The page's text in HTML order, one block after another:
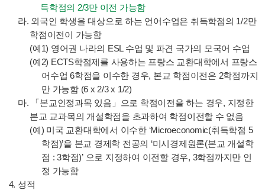
득학점의 2/3만 이전 가능함
라. 외국인 학생을 대상으로 하는 언어수업은 취득학점의 1/2만
학점이전이 가능함
(예1) 영어권 나라의 ESL 수업 및 파견 국가의 모국어 수업
(예2) ECTS학점제를 사용하는 프랑스 교환대학에서 프랑스
어수업 6학점을 이수한 경우, 본교 학점이전은 2학점까지
만 가능함 (6 x 2/3 x 1/2)
마. 「본교인정과목 있음」으로 학점이전을 하는 경우, 지정한
본교 교과목의 개설학점을 초과하여 학점이전할 수 없음
(예) 미국 교환대학에서 이수한 ‘Microeconomic(취득학점 5
학점)’을 본교 경제학 전공의 ‘미시경제원론(본교 개설학
점 : 3학점)’ 으로 지정하여 이전할 경우, 3학점까지만 인
정 가능함
성적